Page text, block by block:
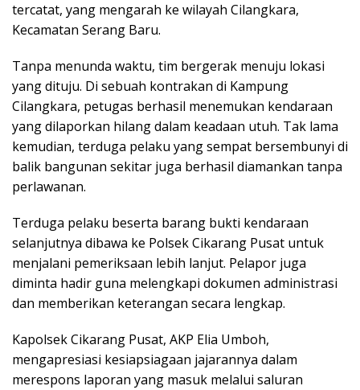
tercatat, yang mengarah ke wilayah Cilangkara,
Kecamatan Serang Baru.
Tanpa menunda waktu, tim bergerak menuju lokasi
yang dituju. Di sebuah kontrakan di Kampung
Cilangkara, petugas berhasil menemukan kendaraan
yang dilaporkan hilang dalam keadaan utuh. Tak lama
kemudian, terduga pelaku yang sempat bersembunyi di
balik bangunan sekitar juga berhasil diamankan tanpa
perlawanan.
Terduga pelaku beserta barang bukti kendaraan
selanjutnya dibawa ke Polsek Cikarang Pusat untuk
menjalani pemeriksaan lebih lanjut. Pelapor juga
diminta hadir guna melengkapi dokumen administrasi
dan memberikan keterangan secara lengkap.
Kapolsek Cikarang Pusat, AKP Elia Umboh,
mengapresiasi kesiapsiagaan jajarannya dalam
merespons laporan yang masuk melalui saluran